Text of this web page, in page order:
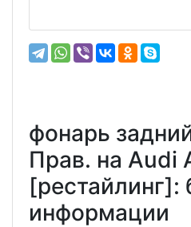
фонарь
Прав. на Audi
[рестайлинг]:
информации